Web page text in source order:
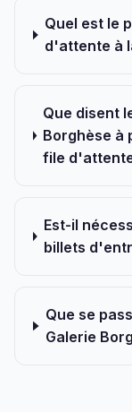
Quel est le
d'attente à
Que disent
Borghèse à
file
Est-il
billets
Que se
Galerie